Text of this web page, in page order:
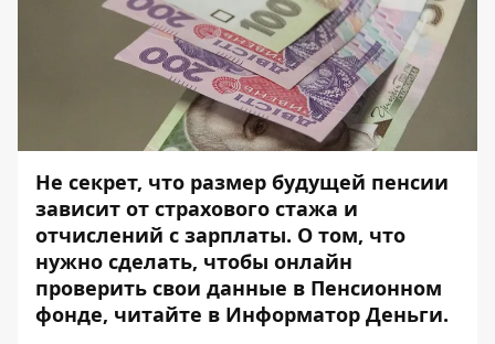
Не секрет, что размер будущей пенсии
зависит от страхового стажа и
отчислений с зарплаты. О том, что
нужно сделать, чтобы онлайн
проверить свои данные в Пенсионном
фонде, читайте в Информатор Деньги.